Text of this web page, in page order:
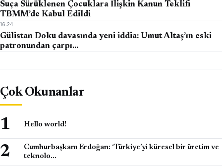
Suça Sürüklenen Çocuklara İlişkin Kanun Teklifi
TBMM’de Kabul Edildi
16:24
Gülistan Doku davasında yeni iddia: Umut Altaş’ın eski
patronundan çarpı…
Çok Okunanlar
Hello world!
Cumhurbaşkanı Erdoğan: ‘Türkiye’yi küresel bir üretim ve
teknolo…